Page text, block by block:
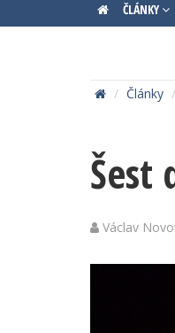
ČLÁNKY
Články
Šest
Václav